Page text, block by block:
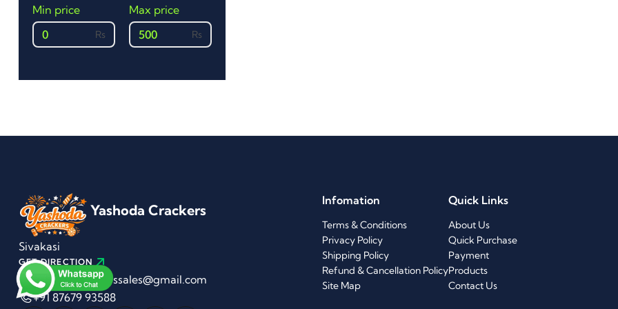
Min price
0
Max price
500
Yashoda Crackers
Sivakasi
GET DIRECTION
yashodacrackerssales@gmail.com
+91 87679 93588
Infomation
Terms & Conditions
Privacy Policy
Shipping Policy
Refund & Cancellation Policy
Site Map
Quick Links
About Us
Quick Purchase
Payment
Products
Contact Us